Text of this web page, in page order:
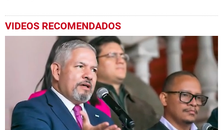
VIDEOS RECOMENDADOS